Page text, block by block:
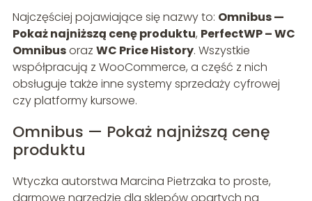
Najczęściej pojawiające się nazwy to: Omnibus —
Pokaż najniższą cenę produktu, PerfectWP – WC
Omnibusoraz WC Price History. Wszystkie
współpracują z WooCommerce, a część z nich
obsługuje także inne systemy sprzedaży cyfrowej
czy platformy kursowe.
Omnibus — Pokaż najniższą cenę
produktu
Wtyczka autorstwa Marcina Pietrzaka to proste,